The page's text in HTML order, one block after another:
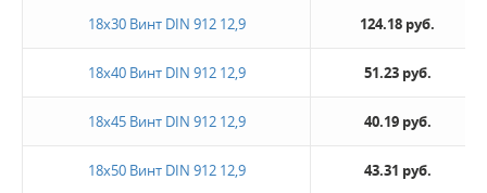
18х30 Винт DIN 912 12,9 124.18 руб.
18х40 Винт DIN 912 12,9 51.23 руб.
18х45 Винт DIN 912 12,9 40.19 руб.
18х50 Винт DIN 912 12,9 43.31 руб.